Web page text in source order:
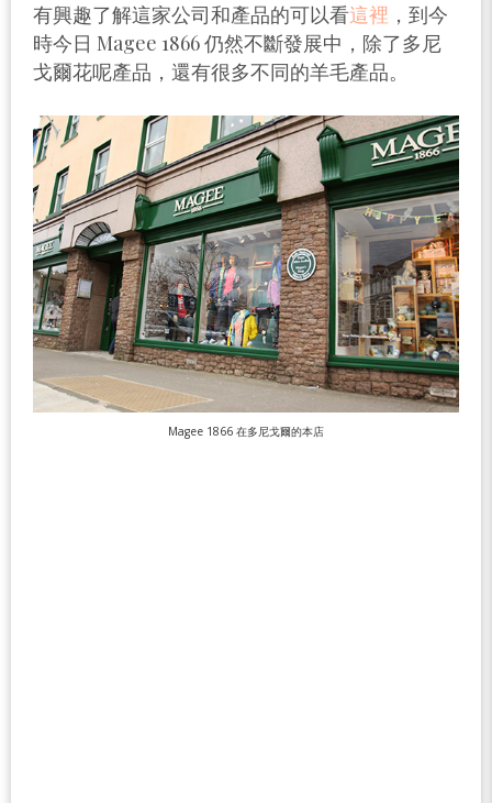
有興趣了解這家公司和產品的可以看這裡 ，到今
時今日 Magee 1866 仍然不斷發展中，除了多尼
戈爾花呢產品，還有很多不同的羊毛產品。
Magee 1866 在多尼戈爾的本店